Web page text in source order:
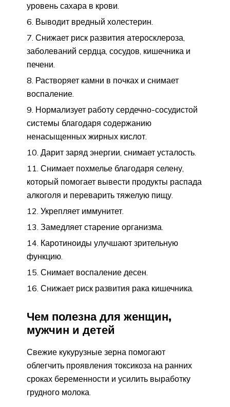
уровень сахара в крови.
Выводит вредный холестерин.
Снижает риск развития атеросклероза,
заболеваний сердца, сосудов, кишечника и
печени.
Растворяет камни в почках и снимает
воспаление.
Нормализует работу сердечно-сосудистой
системы благодаря содержанию
ненасыщенных жирных кислот.
Дарит заряд энергии, снимает усталость.
Снимает похмелье благодаря селену,
который помогает вывести продукты распада
алкоголя и переварить тяжелую пищу.
Укрепляет иммунитет.
Замедляет старение организма.
Каротиноиды улучшают зрительную
функцию.
Снимает воспаление десен.
Снижает риск развития рака кишечника.
Чем полезна для женщин,
мужчин и детей
Свежие кукурузные зерна помогают
облегчить проявления токсикоза на ранних
сроках беременности и усилить выработку
грудного молока.